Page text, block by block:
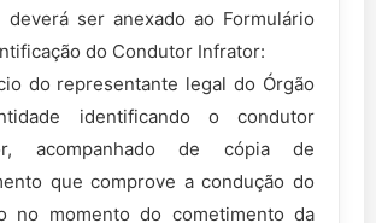
deverá ser anexado ao Formulário
do Condutor Infrator:
do representante legal do Órgão
identificando o condutor
acompanhado de cópia de
que comprove a condução do
no momento do cometimento da